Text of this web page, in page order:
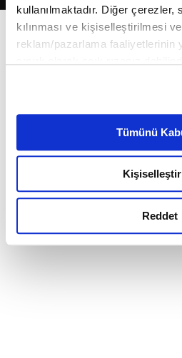
kullanılmaktadır. Diğer
kılınması ve kişiselleştirilmesi
reklam/pazarlama faaliyetlerinin
belirleyebilirsiniz. Çerezlere
Ayarlar butonuna tıklayabilir,
Metnimizi ziyaret edebilirsiniz.
6698 sayılı Kişisel Verilerin
okumak ve sitemizi ziyaretiniz
gerçekleştirilen veri işleme
detaylı bilgi almak için lütfen
Tümünü
Kişiselleştir
Reddet